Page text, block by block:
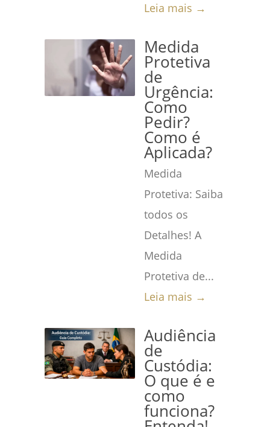
Leia mais →
Medida
Protetiva
de
Urgência:
Como
Pedir?
Como é
Aplicada?
Medida
Protetiva: Saiba
todos os
Detalhes! A
Medida
Protetiva de...
Leia mais →
Audiência
de
Custódia:
O que é e
como
funciona?